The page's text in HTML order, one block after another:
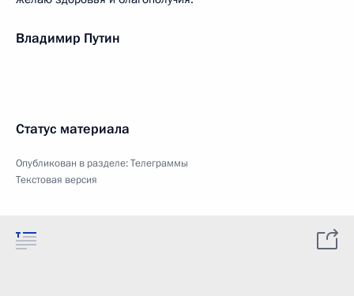
Владимир Путин
Статус материала
Опубликован в разделе:Телеграммы
Текстовая версия